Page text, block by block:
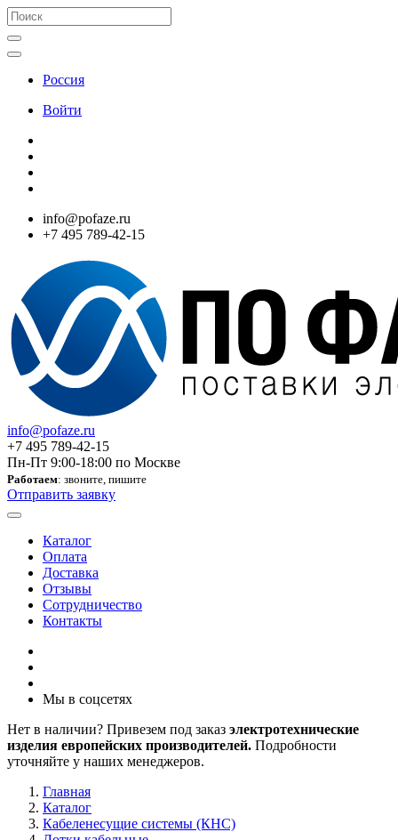
Россия
Войти
info@pofaze.ru
+7 495 789-42-15
info@pofaze.ru
+7 495 789-42-15
Пн-Пт 9:00-18:00 по Москве
Работаем: звоните, пишите
Отправить заявку
Каталог
Оплата
Доставка
Отзывы
Сотрудничество
Контакты
Мы в соцсетях
Нет в наличии? Привезем под заказ электротехнические
изделия европейских производителей. Подробности
уточняйте у наших менеджеров.
Главная
Каталог
Кабеленесущие системы (КНС)